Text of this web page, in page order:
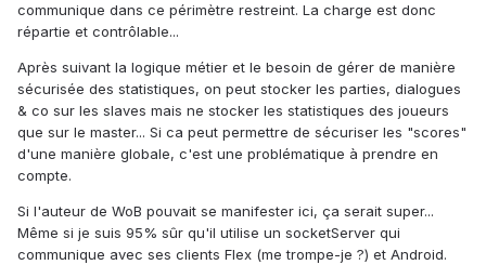
communique dans ce périmètre restreint. La charge est donc
répartie et contrôlable...
Après suivant la logique métier et le besoin de gérer de manière
sécurisée des statistiques, on peut stocker les parties, dialogues
& co sur les slaves mais ne stocker les statistiques des joueurs
que sur le master... Si ca peut permettre de sécuriser les "scores"
d'une manière globale, c'est une problématique à prendre en
compte.
Si l'auteur de WoB pouvait se manifester ici, ça serait super...
Même si je suis 95% sûr qu'il utilise un socketServer qui
communique avec ses clients Flex (me trompe-je ?) et Android.